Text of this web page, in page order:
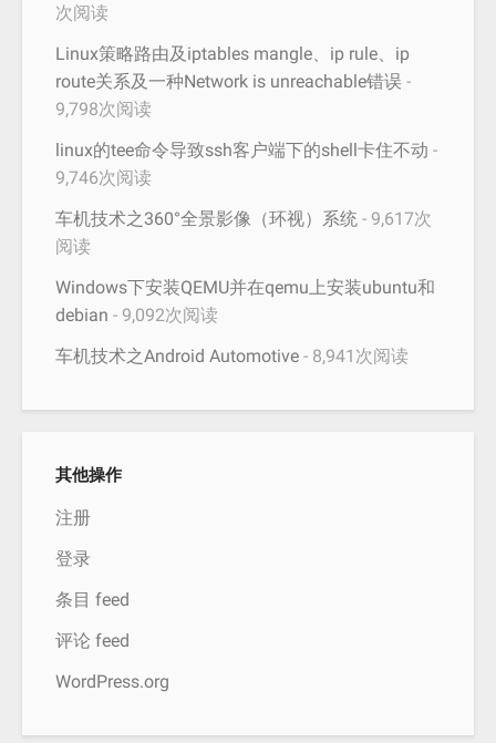
次阅读
Linux策略路由及iptables mangle、ip rule、ip
route关系及一种Network is unreachable错误 -
9,798次阅读
linux的tee命令导致ssh客户端下的shell卡住不动 -
9,746次阅读
车机技术之360°全景影像（环视）系统 - 9,617次
阅读
Windows下安装QEMU并在qemu上安装ubuntu和
debian - 9,092次阅读
车机技术之Android Automotive - 8,941次阅读
其他操作
注册
登录
条目 feed
评论 feed
WordPress.org